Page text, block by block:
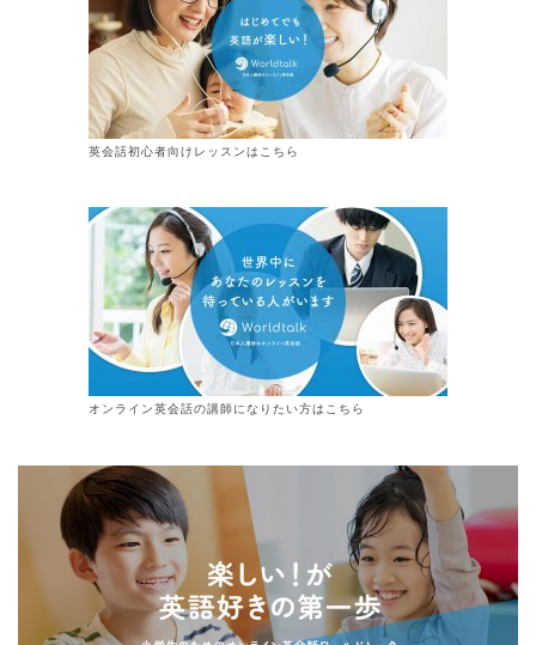
英会話初心者向けレッスンはこちら
オンライン英会話の講師になりたい方はこちら